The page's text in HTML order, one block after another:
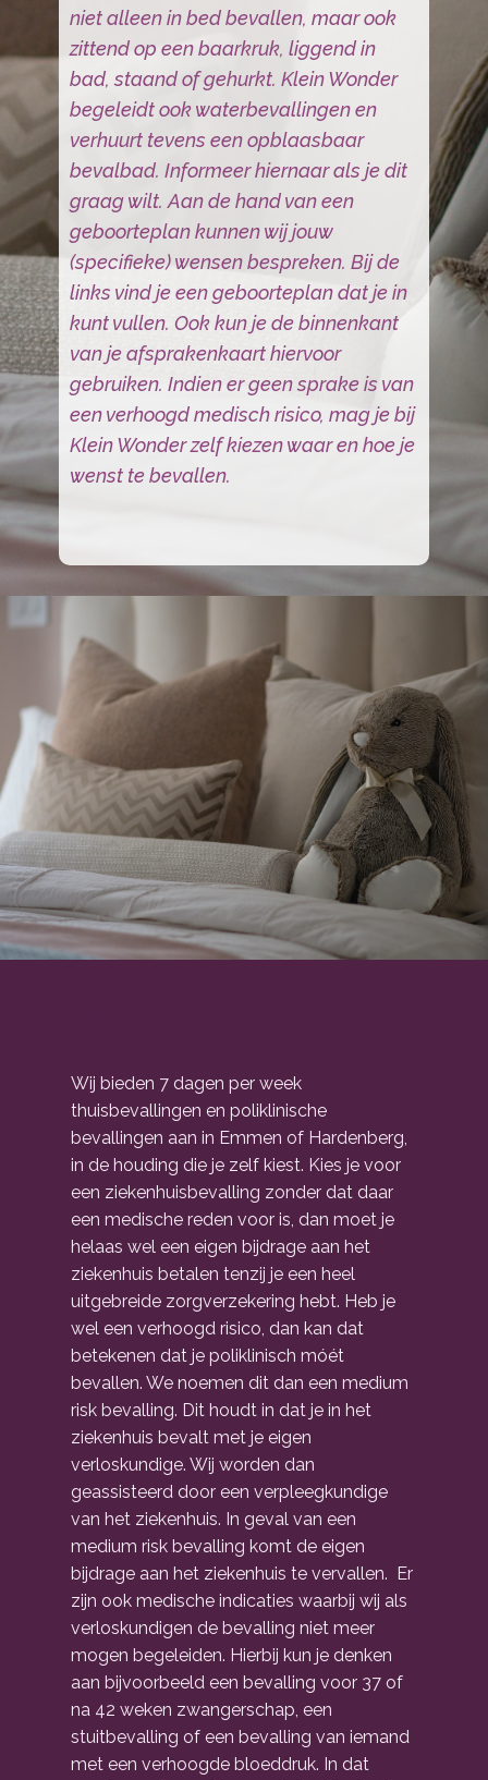
niet alleen in bed bevallen, maar ook
zittend op een baarkruk, liggend in
bad, staand of gehurkt. Klein Wonder
begeleidt ook waterbevallingen en
verhuurt tevens een opblaasbaar
bevalbad. Informeer hiernaar als je dit
graag wilt. Aan de hand van een
geboorteplan kunnen wij jouw
(specifieke) wensen bespreken. Bij de
links vind je een geboorteplan dat je in
kunt vullen. Ook kun je de binnenkant
van je afsprakenkaart hiervoor
gebruiken. Indien er geen sprake is van
een verhoogd medisch risico, mag je bij
Klein Wonder zelf kiezen waar en hoe je
wenst te bevallen.
Wij bieden 7 dagen per week
thuisbevallingen en poliklinische
bevallingen aan in Emmen of Hardenberg,
in de houding die je zelf kiest. Kies je voor
een ziekenhuisbevalling zonder dat daar
een medische reden voor is, dan moet je
helaas wel een eigen bijdrage aan het
ziekenhuis betalen tenzij je een heel
uitgebreide zorgverzekering hebt. Heb je
wel een verhoogd risico, dan kan dat
betekenen dat je poliklinisch móét
bevallen. We noemen dit dan een medium
risk bevalling. Dit houdt in dat je in het
ziekenhuis bevalt met je eigen
verloskundige. Wij worden dan
geassisteerd door een verpleegkundige
van het ziekenhuis. In geval van een
medium risk bevalling komt de eigen
bijdrage aan het ziekenhuis te vervallen. Er
zijn ook medische indicaties waarbij wij als
verloskundigen de bevalling niet meer
mogen begeleiden. Hierbij kun je denken
aan bijvoorbeeld een bevalling voor 37 of
na 42 weken zwangerschap, een
stuitbevalling of een bevalling van iemand
met een verhoogde bloeddruk. In dat